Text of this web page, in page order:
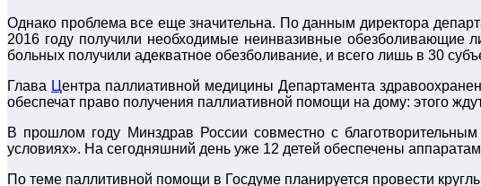
Однако проблема все еще значительна. По данным директора
2016 году получили необходимые неинвазивные
больных получили адекватное обезболивание, и всего лишь в 30
Глава Центра паллиативной медицины Департамента
обеспечат право получения паллиативной помощи на дому: этого
В прошлом году Минздрав России совместно с
условиях». На сегодняшний день уже 12 детей обеспечены
По теме паллитивной помощи в Госдуме планируется провести